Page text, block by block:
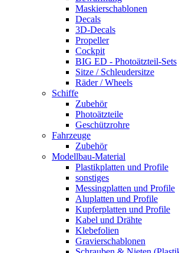
Maskierschablonen
Decals
3D-Decals
Propeller
Cockpit
BIG ED - Photoätzteil-Sets
Sitze / Schleudersitze
Räder / Wheels
Schiffe
Zubehör
Photoätzteile
Geschützrohre
Fahrzeuge
Zubehör
Modellbau-Material
Plastikplatten und Profile
sonstiges
Messingplatten und Profile
Aluplatten und Profile
Kupferplatten und Profile
Kabel und Drähte
Klebefolien
Gravierschablonen